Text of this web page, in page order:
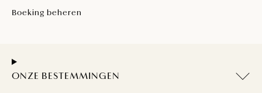
Boeking beheren
ONZE BESTEMMINGEN